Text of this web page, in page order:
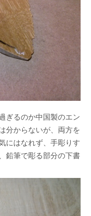
ぎるのか中国製のエン
分からないが、両方を
にはなれず、手彫りす
鉛筆で彫る部分の下書